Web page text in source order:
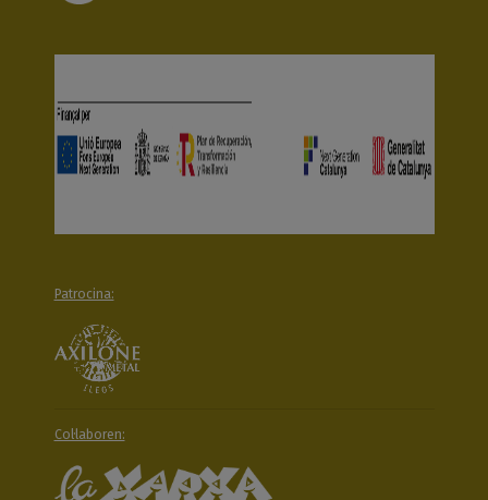
Patrocina:
Col·laboren: